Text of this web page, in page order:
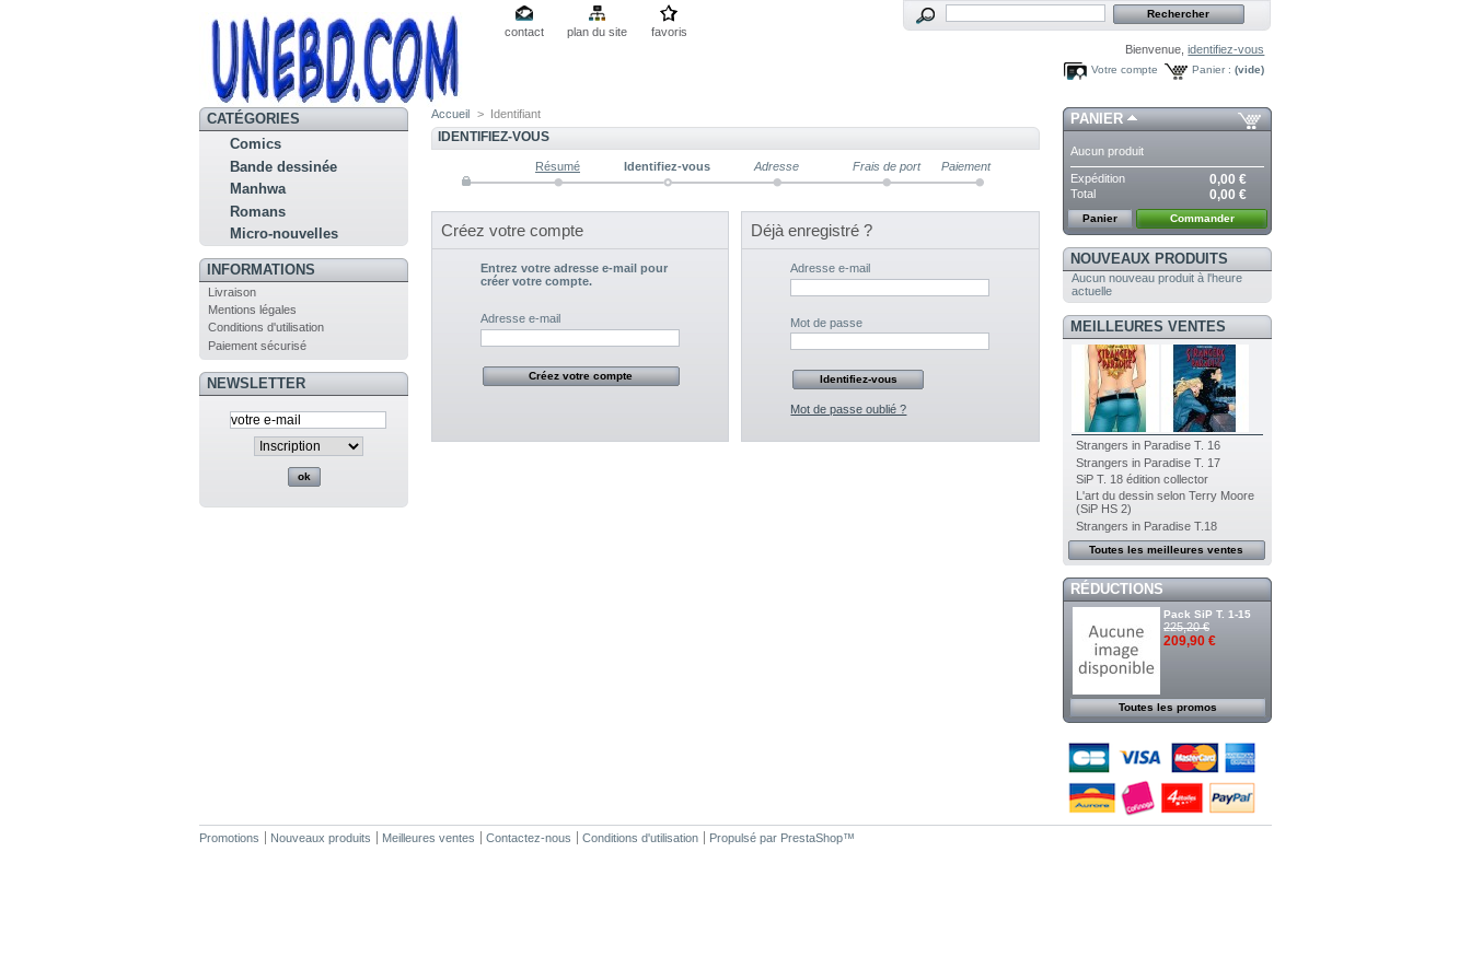
contact plan du site
favoris
Bienvenue,identifiez-vous
Panier : (vide)
Votre compte
CATÉGORIES
Comics
Bande dessinée
Manhwa
Romans
Micro-nouvelles
INFORMATIONS
Livraison
Mentions légales
Conditions d'utilisation
Paiement sécurisé
NEWSLETTER
Accueil > Identifiant
IDENTIFIEZ-VOUS
Résumé Identifiez-vous Adresse Frais de port Paiement
Créez votre compte
Entrez votre adresse e-mail pour
créer votre compte.
Adresse e-mail
Déjà enregistré ?
Adresse e-mail
Mot de passe
Mot de passe oublié ?
PANIER
Aucun produit
Expédition 0,00 €
Total 0,00 €
Panier Commander
NOUVEAUX PRODUITS
Aucun nouveau produit à l'heure
actuelle
MEILLEURES VENTES
Strangers in Paradise T. 16
Strangers in Paradise T. 17
SiP T. 18 édition collector
L'art du dessin selon Terry Moore
(SiP HS 2)
Strangers in Paradise T.18
Toutes les meilleures ventes
RÉDUCTIONS
Pack SiP T. 1-15
225,20 €
209,90 €
Toutes les promos
Promotions Nouveaux produits Meilleures ventes Contactez-nous Conditions d'utilisation Propulsé par PrestaShop™